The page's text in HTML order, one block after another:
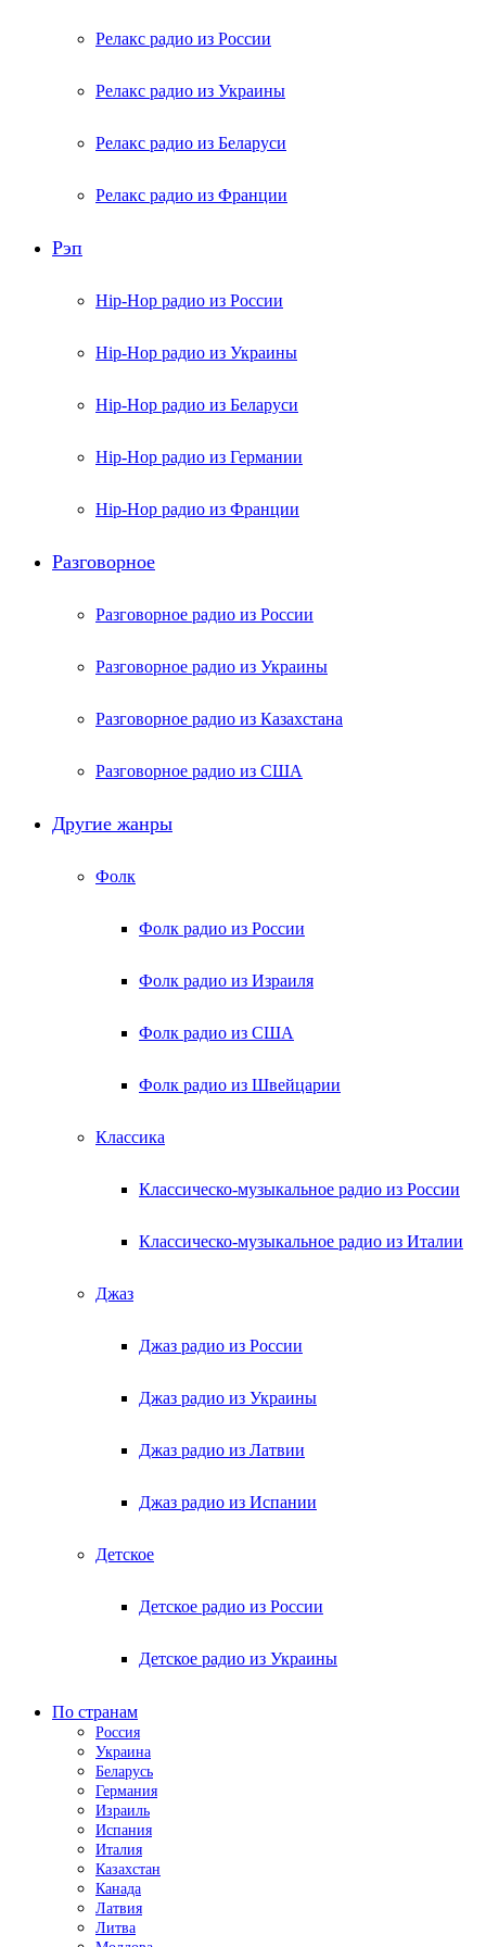
Релакс радио из России
Релакс радио из Украины
Релакс радио из Беларуси
Релакс радио из Франции
Рэп
Hip-Hop радио из России
Hip-Hop радио из Украины
Hip-Hop радио из Беларуси
Hip-Hop радио из Германии
Hip-Hop радио из Франции
Разговорное
Разговорное радио из России
Разговорное радио из Украины
Разговорное радио из Казахстана
Разговорное радио из США
Другие жанры
Фолк
Фолк радио из России
Фолк радио из Израиля
Фолк радио из США
Фолк радио из Швейцарии
Классика
Классическо-музыкальное радио из России
Классическо-музыкальное радио из Италии
Джаз
Джаз радио из России
Джаз радио из Украины
Джаз радио из Латвии
Джаз радио из Испании
Детское
Детское радио из России
Детское радио из Украины
По странам
Россия
Украина
Беларусь
Германия
Израиль
Испания
Италия
Казахстан
Канада
Латвия
Литва